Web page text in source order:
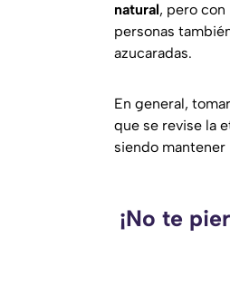
natural, pero
personas
azucaradas.
En general,
que se revise la
siendo mantener
¡No te